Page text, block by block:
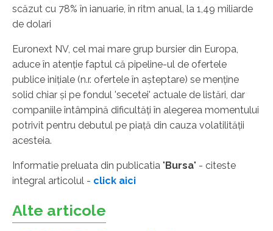
scăzut cu 78% în ianuarie, în ritm anual, la 1,49 miliarde
de dolari
Euronext NV, cel mai mare grup bursier din Europa,
aduce în atenţie faptul că pipeline-ul de ofertele
publice iniţiale (n.r. ofertele în aşteptare) se menţine
solid chiar şi pe fondul 'secetei' actuale de listări, dar
companiile întâmpină dificultăţi în alegerea momentului
potrivit pentru debutul pe piaţă din cauza volatilităţii
acesteia.
Informatie preluata din publicatia "Bursa" - citeste
integral articolul - click aici
Alte articole